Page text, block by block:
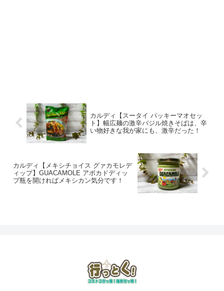
カルディ【スータイ パッキーマオセッ
ト】幅広麺の激辛バジル焼きそばは、辛
い物好きな我が家にも、激辛だった！
カルディ【メキシチョイス グァカモレデ
ィップ】GUACAMOLE アボカドディッ
プ瓶を開ければメキシカン気分です！